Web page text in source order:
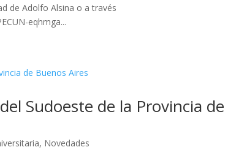
de Adolfo Alsina o a través
eqhmga...
Sudoeste de la Provincia de
, Novedades